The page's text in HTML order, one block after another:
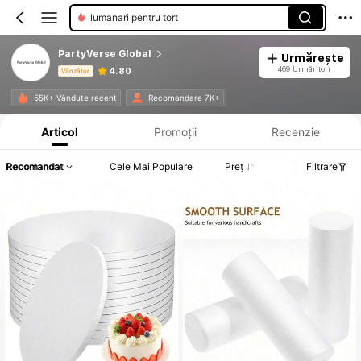
topperuri pentru tort
PartyVerse Global
Vânzător 4.80
Urmărește
469 Urmăritori
55K+ Vândute recent Recomandare 7K+
Informații despre produs: Divulgarea prețului, detalii privind vânzările și stocul.
Articol Promoții Recenzie
Recomandat Cele Mai Populare Preț Filtrare